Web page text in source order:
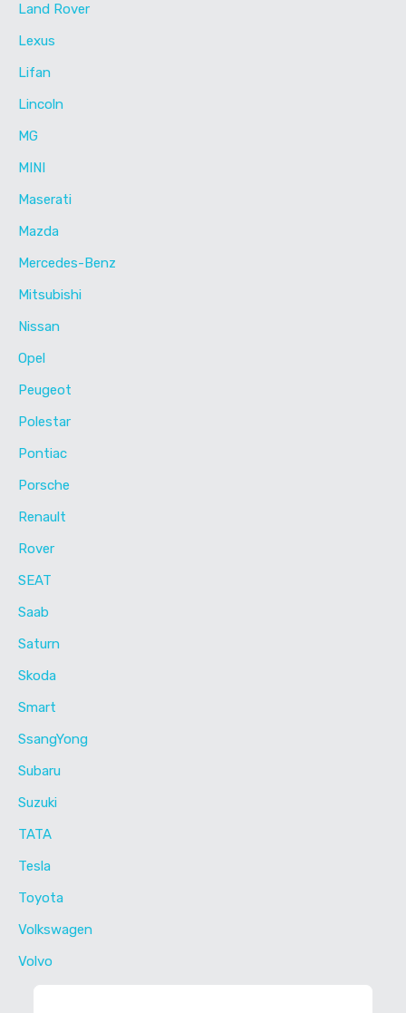
Land Rover
Lexus
Lifan
Lincoln
MG
MINI
Maserati
Mazda
Mercedes-Benz
Mitsubishi
Nissan
Opel
Peugeot
Polestar
Pontiac
Porsche
Renault
Rover
SEAT
Saab
Saturn
Skoda
Smart
SsangYong
Subaru
Suzuki
TATA
Tesla
Toyota
Volkswagen
Volvo